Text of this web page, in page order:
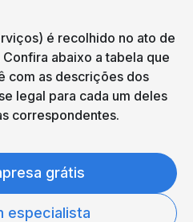
é recolhido no ato de
abaixo a tabela que
com as descrições dos
legal para cada um deles
correspondentes.
grátis
especialista